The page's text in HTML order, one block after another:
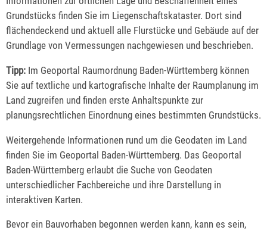
Grundstücks finden Sie im Liegenschaftskataster. Dort sind
flächendeckend und aktuell alle Flurstücke und Gebäude auf der
Grundlage von Vermessungen nachgewiesen und beschrieben.
Tipp: Im Geoportal Raumordnung Baden-Württemberg können
Sie auf textliche und kartografische Inhalte der Raumplanung im
Land zugreifen und finden erste Anhaltspunkte zur
planungsrechtlichen Einordnung eines bestimmten Grundstücks.
Weitergehende Informationen rund um die Geodaten im Land
finden Sie im Geoportal Baden-Württemberg. Das Geoportal
Baden-Württemberg erlaubt die Suche von Geodaten
unterschiedlicher Fachbereiche und ihre Darstellung in
interaktiven Karten.
Bevor ein Bauvorhaben begonnen werden kann, kann es sein,